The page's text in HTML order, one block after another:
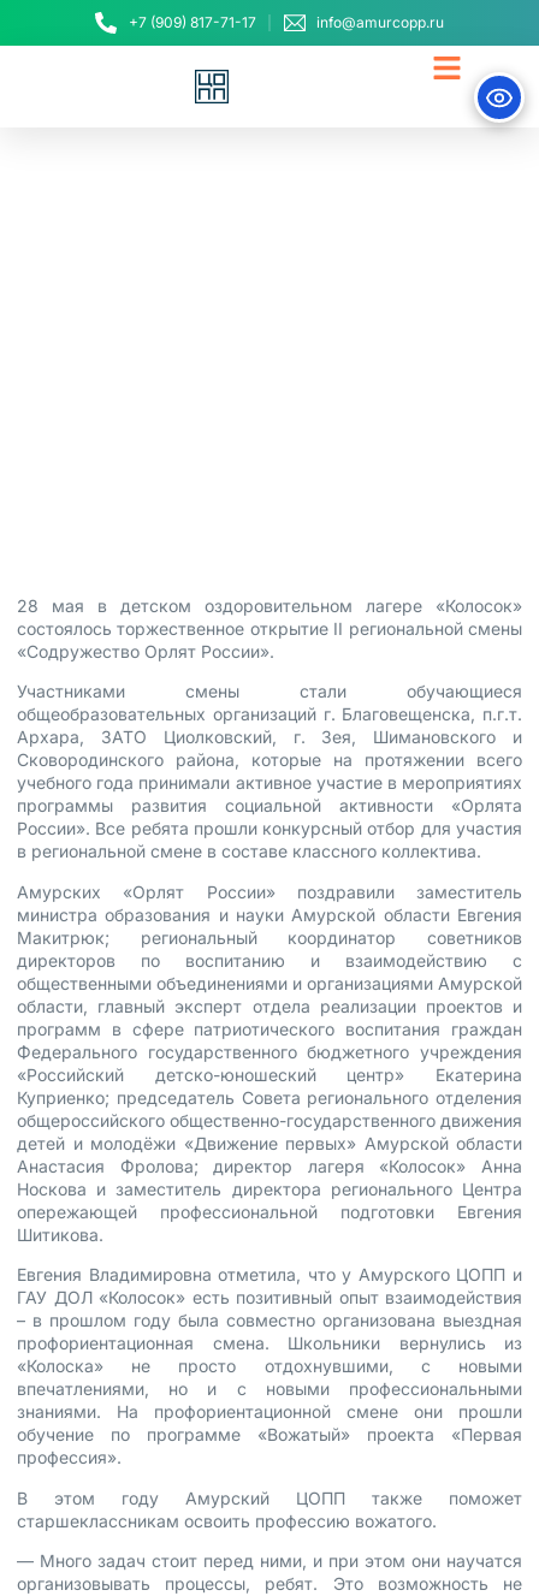
+7 (909) 817-71-17 info@amurcopp.ru
28 мая в детском оздоровительном лагере «Колосок»
состоялось торжественное открытие II региональной смены
«Содружество Орлят России».
Участниками смены стали обучающиеся
общеобразовательных организаций г. Благовещенска, п.г.т.
Архара, ЗАТО Циолковский, г. Зея, Шимановского и
Сковородинского района, которые на протяжении всего
учебного года принимали активное участие в мероприятиях
программы развития социальной активности «Орлята
России». Все ребята прошли конкурсный отбор для участия
в региональной смене в составе классного коллектива.
Амурских «Орлят России» поздравили заместитель
министра образования и науки Амурской области Евгения
Макитрюк; региональный координатор советников
директоров по воспитанию и взаимодействию с
общественными объединениями и организациями Амурской
области, главный эксперт отдела реализации проектов и
программ в сфере патриотического воспитания граждан
Федерального государственного бюджетного учреждения
«Российский детско-юношеский центр» Екатерина
Куприенко; председатель Совета регионального отделения
общероссийского общественно-государственного движения
детей и молодёжи «Движение первых» Амурской области
Анастасия Фролова; директор лагеря «Колосок» Анна
Носкова и заместитель директора регионального Центра
опережающей профессиональной подготовки Евгения
Шитикова.
Евгения Владимировна отметила, что у Амурского ЦОПП и
ГАУ ДОЛ «Колосок» есть позитивный опыт взаимодействия
– в прошлом году была совместно организована выездная
профориентационная смена. Школьники вернулись из
«Колоска» не просто отдохнувшими, с новыми
впечатлениями, но и с новыми профессиональными
знаниями. На профориентационной смене они прошли
обучение по программе «Вожатый» проекта «Первая
профессия».
В этом году Амурский ЦОПП также поможет
старшеклассникам освоить профессию вожатого.
— Много задач стоит перед ними, и при этом они научатся
организовывать процессы, ребят. Это возможность не